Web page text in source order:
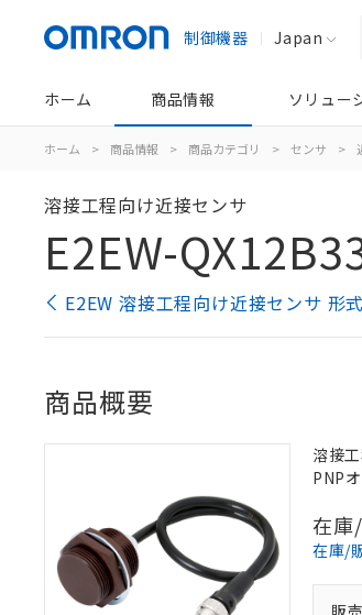
制御機器 Japan
ホーム 商品情報 ソリュー
ホーム > 商品情報 > 商品カテゴリ > センサ >
溶接工程向け近接センサ
E2EW-
E2EW 溶接工程向け近接センサ 形
商品概要
溶接
PNP
在庫
在庫/
販